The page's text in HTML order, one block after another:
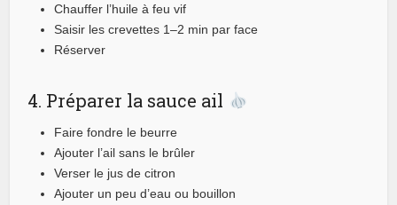
Chauffer l’huile à feu vif
Saisir les crevettes 1–2 min par face
Réserver
4. Préparer la sauce ail
Faire fondre le beurre
Ajouter l’ail sans le brûler
Verser le jus de citron
Ajouter un peu d’eau ou bouillon